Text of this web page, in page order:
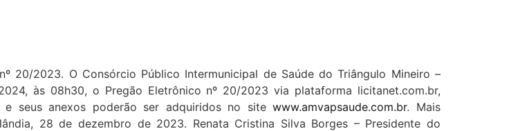
20/2023. O Consórcio Público Intermunicipal de Saúde do Triângulo Mineiro –
às 08h30, o Pregão Eletrônico nº 20/2023 via plataforma licitanet.com.br,
e seus anexos poderão ser adquiridos no sitewww.amvapsaude.com.br. Mais
28 de dezembro de 2023. Renata Cristina Silva Borges – Presidente do